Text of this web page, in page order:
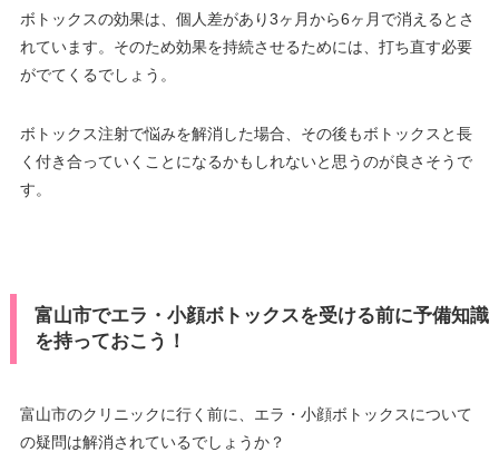
ボトックスの効果は、個人差があり3ヶ月から6ヶ月で消えるとさ
れています。そのため効果を持続させるためには、打ち直す必要
がでてくるでしょう。
ボトックス注射で悩みを解消した場合、その後もボトックスと長
く付き合っていくことになるかもしれないと思うのが良さそうで
す。
富山市でエラ・小顔ボトックスを受ける前に予備知識
を持っておこう！
富山市のクリニックに行く前に、エラ・小顔ボトックスについて
の疑問は解消されているでしょうか？